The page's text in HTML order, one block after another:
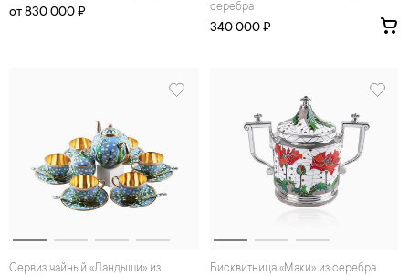
от 830 000 ₽
серебра
340 000 ₽
Сервиз чайный «Ландыши» из
Бисквитница «Маки» из серебра